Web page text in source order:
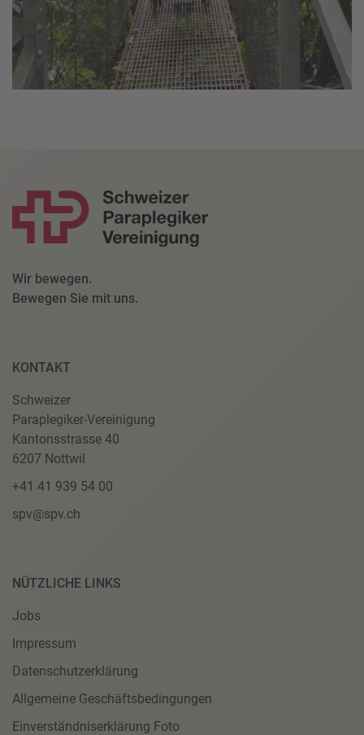
Wir bewegen.
Bewegen Sie mit uns.
KONTAKT
Schweizer
Paraplegiker-Vereinigung
Kantonsstrasse 40
6207 Nottwil
+41 41 939 54 00
spv@spv.ch
NÜTZLICHE LINKS
Jobs
Impressum
Datenschutzerklärung
Allgemeine Geschäftsbedingungen
Einverständniserklärung Foto